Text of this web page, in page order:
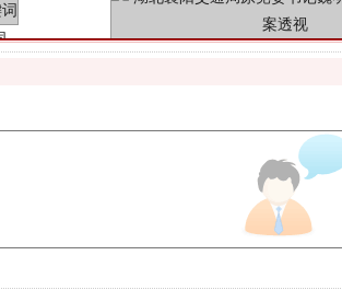
生物安全法正式实施